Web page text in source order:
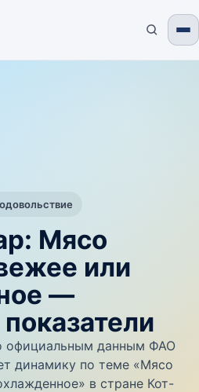
Мясо
или
—
официальным данным ФАО
динамику по теме «Мясо
в стране Кот-